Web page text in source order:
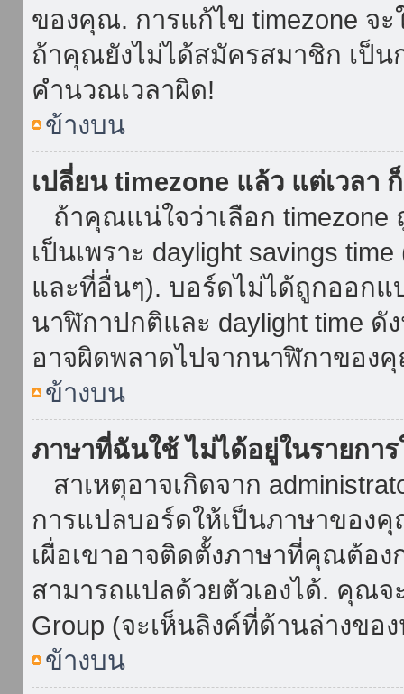
ของคุณ. การแก้ไข timezone จ
ถ้าคุณยังไม่ได้สมัครสมาชิก เป็
คำนวณเวลาผิด!
ข้างบน
เปลี่ยน timezone แล้ว แต่เวลา
ถ้าคุณแน่ใจว่าเลือก timezone
เป็นเพราะ daylight savings
และที่อื่นๆ). บอร์ดไม่ได้ถูกออกแ
นาฬิกาปกติและ daylight time
อาจผิดพลาดไปจากนาฬิกาของ
ข้างบน
ภาษาที่ฉันใช้ ไม่ได้อยู่ในรายการ
สาเหตุอาจเกิดจาก
การแปลบอร์ดให้เป็นภาษาของ
เผื่อเขาอาจติดตั้งภาษาที่คุณต้อ
สามารถแปลด้วยตัวเองได้. คุณจ
Group (จะเห็นลิงค์ที่ด้านล่างขอ
ข้างบน